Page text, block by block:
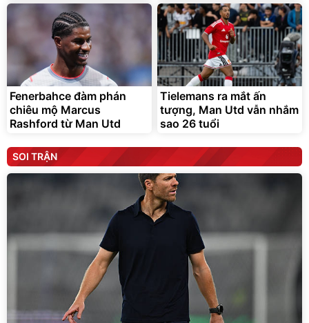
Fenerbahce đàm phán
chiêu mộ Marcus
Rashford từ Man Utd
Tielemans ra mắt ấn
tượng, Man Utd vẫn nhắm
sao 26 tuổi
SOI TRẬN